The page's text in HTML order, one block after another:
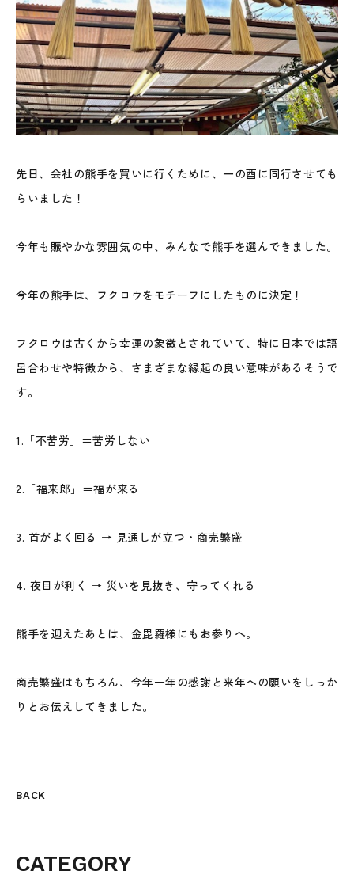
先日、会社の熊手を買いに行くために、一の酉に同行させても
らいました！
今年も賑やかな雰囲気の中、みんなで熊手を選んできました。
今年の熊手は、フクロウをモチーフにしたものに決定！
フクロウは古くから幸運の象徴とされていて、特に日本では語
呂合わせや特徴から、さまざまな縁起の良い意味があるそうで
す。
1. 「不苦労」＝苦労しない
2.「福来郎」＝福が来る
3. 首がよく回る → 見通しが立つ・商売繁盛
4. 夜目が利く → 災いを見抜き、守ってくれる
熊手を迎えたあとは、金毘羅様にもお参りへ。
商売繁盛はもちろん、今年一年の感謝と来年への願いをしっか
りとお伝えしてきました。
BACK
CATEGORY